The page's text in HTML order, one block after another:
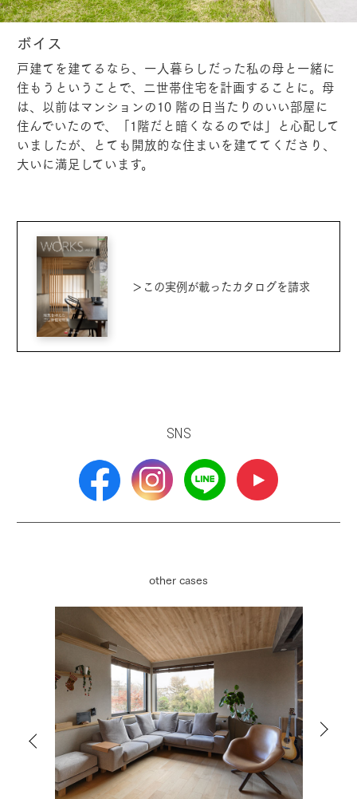
ボイス
戸建てを建てるなら、一人暮らしだった私の母と一緒に
住もうということで、二世帯住宅を計画することに。母
は、以前はマンションの10 階の日当たりのいい部屋に
住んでいたので、「1階だと暗くなるのでは」と心配して
いましたが、とても開放的な住まいを建ててくださり、
大いに満足しています。
＞この実例が載ったカタログを請求
SNS
other cases